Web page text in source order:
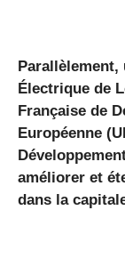
Parallèlement,
Électrique de
Française de
Européenne
améliorer et
dans la